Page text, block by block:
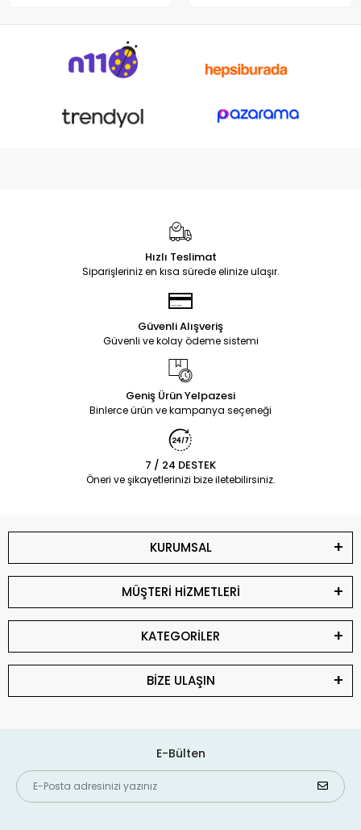
Hızlı Teslimat
Siparişleriniz en kısa sürede elinize ulaşır.
Güvenli Alışveriş
Güvenli ve kolay ödeme sistemi
Geniş Ürün Yelpazesi
Binlerce ürün ve kampanya seçeneği
7 / 24 DESTEK
Öneri ve şikayetlerinizi bize iletebilirsiniz.
KURUMSAL
MÜŞTERİ HİZMETLERİ
KATEGORİLER
BİZE ULAŞIN
E-Bülten